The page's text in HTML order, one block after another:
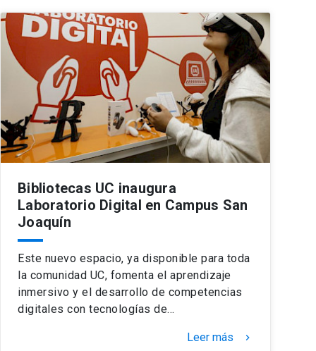
Bibliotecas UC inaugura
Laboratorio Digital en Campus San
Joaquín
Este nuevo espacio, ya disponible para toda
la comunidad UC, fomenta el aprendizaje
inmersivo y el desarrollo de competencias
digitales con tecnologías de…
Leer más keyboard_arrow_right